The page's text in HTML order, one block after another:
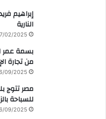
إبراهيم
النارية
02/2025
بسمة عمر
من تجارة
09/2025
مصر تتوج
للسباحة
09/2025